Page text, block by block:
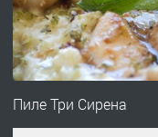
ПРЕДЛАГА
Пиле Три Сирена